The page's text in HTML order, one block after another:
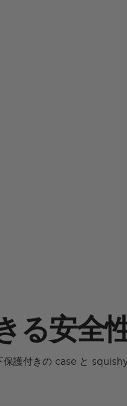
る安全
護付きの case と